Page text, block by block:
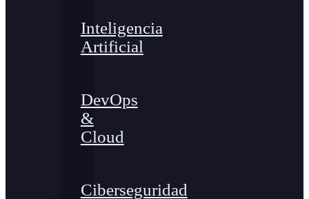
Inteligencia
Artificial
DevOps
&
Cloud
Ciberseguridad